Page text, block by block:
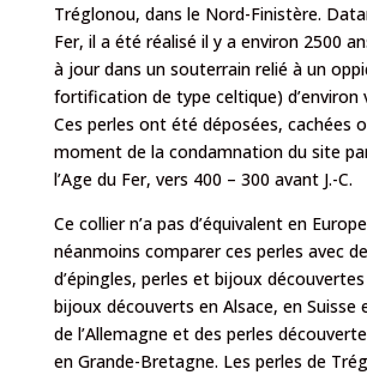
Tréglonou, dans le Nord-Finistère.
Fer, il a été réalisé il y a environ 2500
à jour dans un souterrain relié à un
fortification de type celtique) d’environ
Ces perles ont été déposées, cachées
moment de la condamnation du site
l’Age du Fer, vers 400 – 300 avant J.-C.
Ce collier n’a pas d’équivalent en
néanmoins comparer ces perles avec
d’épingles, perles et bijoux
bijoux découverts en Alsace, en Suisse
de l’Allemagne et des perles
en Grande-Bretagne. Les perles de